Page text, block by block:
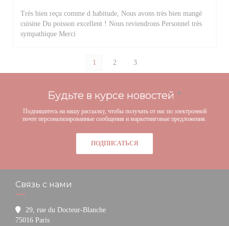
Très bien reçu comme d habitude, Nous avons très bien mangé
cuisine Du poisson excellent ! Nous reviendrons Personnel très
sympathique Merci
1 2 3
Будьте в курсе новостей *
Подпишитесь на нашу рассылку, чтобы получать от нас по электронной
почте персонализированные сообщения и маркетинговые предложения.
ПОДПИСАТЬСЯ
Связь с нами
29, rue du Docteur-Blanche
75016 Paris((открывается в новом окне))